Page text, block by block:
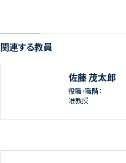
関連する教員
佐藤 茂太郎
役職･職階：
准教授